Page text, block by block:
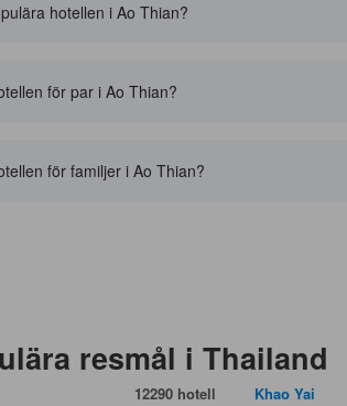
hotellen i Ao Thian?
för par i Ao Thian?
för familjer i Ao Thian?
resmål i Thailand
12290 hotell
Khao Yai